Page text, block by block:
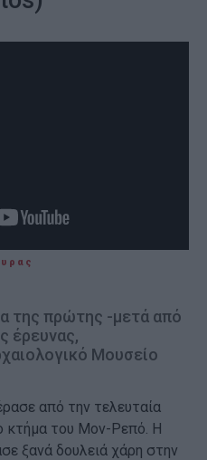
της πρώτης -μετά από
έρευνας,
Μουσείο
από την τελευταία
κτήμα του Μον-Ρεπό. Η
ξανά δουλειά χάρη στην